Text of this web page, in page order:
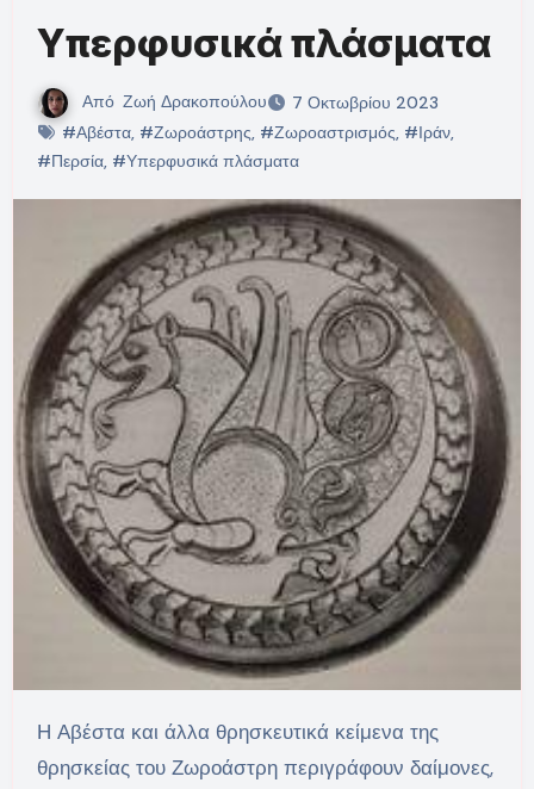
Υπερφυσικά πλάσματα
Από Ζωή Δρακοπούλου
7 Οκτωβρίου 2023
#Αβέστα, #Ζωροάστρης, #Ζωροαστρισμός, #Ιράν,
#Περσία, #Υπερφυσικά πλάσματα
Η Αβέστα και άλλα θρησκευτικά κείμενα της
θρησκείας του Ζωροάστρη περιγράφουν δαίμονες,